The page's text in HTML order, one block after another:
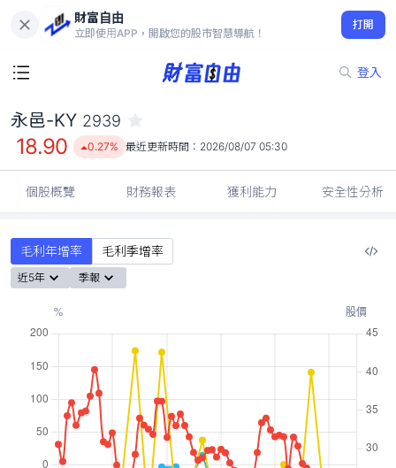
財富自由
立即使用APP，開啟您的股市智慧導航！
打開
登入
18.90
0.27%
永邑-KY 2939
18.90 0.27% 最近更新時間： 2026/08/07 05:30
個股概覽 財務報表 獲利能力 安全性分析
毛利年增率 毛利季增率
近5年 季報